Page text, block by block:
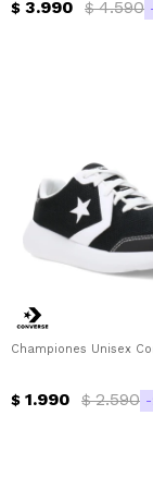
$ 3.990 $ 4.590
Championes Unisex
$ 1.990 $ 2.590